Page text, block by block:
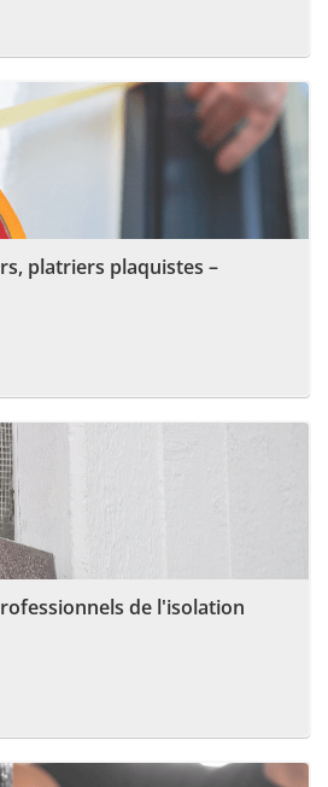
platriers plaquistes –
de l'isolation